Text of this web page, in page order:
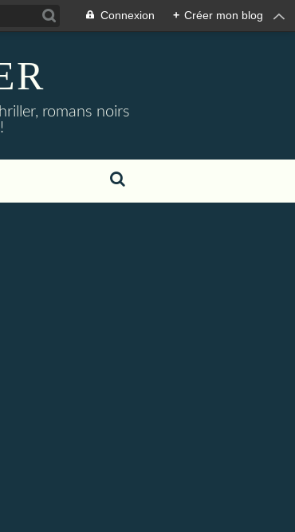
Connexion + Créer mon blog
romans noirs